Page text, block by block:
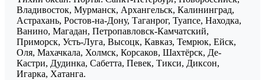
Владивосток, Мурманск, Архангельск, Калининград,
Астрахань, Ростов-на-Дону, Таганрог, Туапсе, Находка,
Ванино, Магадан, Петропавловск-Камчатский,
Приморск, Усть-Луга, Высоцк, Кавказ, Темрюк, Ейск,
Оля, Махачкала, Холмск, Корсаков, Шахтёрск, Де-
Кастри, Дудинка, Сабетта, Певек, Тикси, Диксон,
Игарка, Хатанга.